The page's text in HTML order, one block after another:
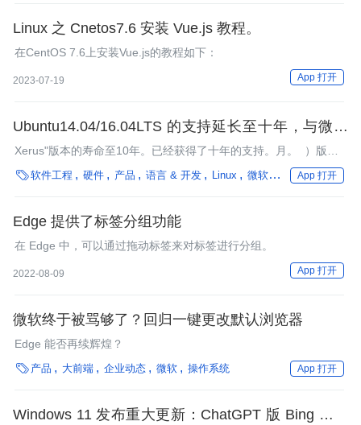
Linux 之 Cnetos7.6 安装 Vue.js 教程。
在CentOS 7.6上安装Vue.js的教程如下：
2023-07-19 App 打开
Ubuntu14.04/16.04LTS 的支持延长至十年，与微软
形成鲜明对比
Xerus"版本的寿命至10年。已经获得了十年的支持。月。 ）版本
通常与应用程序或操作系统有关，你会在较长的时间内获得安全、
维护和功能的更新。
软件工程 硬件 产品 语言 & 开发 Linux 微软 企业动态 操作
App 打开
Edge 提供了标签分组功能
在 Edge 中，可以通过拖动标签来对标签进行分组。
2022-08-09 App 打开
微软终于被骂够了？回归一键更改默认浏览器
Edge 能否再续辉煌？
 产品 大前端 企业动态 微软 操作系统 App 打开
Windows 11 发布重大更新：ChatGPT 版 Bing 集成